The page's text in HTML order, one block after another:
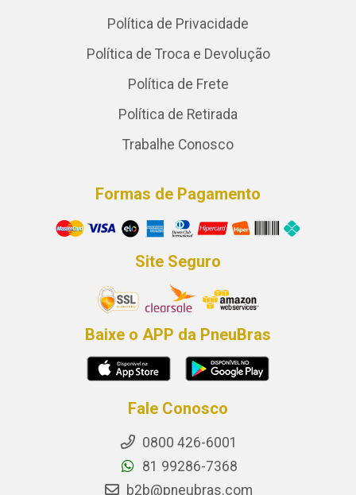
Política de Privacidade
Política de Troca e Devolução
Política de Frete
Política de Retirada
Trabalhe Conosco
Formas de Pagamento
Site Seguro
Baixe o APP da PneuBras
Fale Conosco
0800 426-6001
81 99286-7368
b2b@pneubras.com